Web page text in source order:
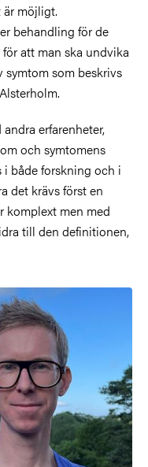
är möjligt.
behandling för de
att man ska undvika
symtom som beskrivs
erfarenheter,
och symtomens
både forskning och i
det krävs först en
komplext men med
till den definitionen,